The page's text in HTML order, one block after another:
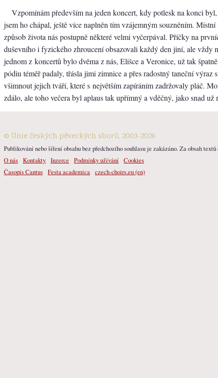
Vzpomínám především na jeden koncert, kdy potlesk na konci
jsem ho chápal, ještě více naplněn tím vzájemným souzněním. Místní
způsob života nás postupně některé velmi vyčerpával. Příčky na
duševního i fyzického zhroucení obsazovali každý den jiní, ale vždy
jednom z koncertů bylo dvěma z nás, Elišce a Veronice, už tak
pódiu téměř padaly, třásla jimi zimnice a přes radostný taneční výraz
všimnout jejich tváří, které s největším zapíráním zadržovaly pláč.
zdálo, ale toho večera byl aplaus tak upřímný a vděčný, jako snad
© Unie českých pěveckých sborů, 2003-2026
Publikování nebo šíření obsahu bez předchozího souhlasu je zakázáno. Za obsah
O nás Kontakty Inzerce Podmínky užívání Cookies
Časopis Cantus Festa academica czech-choirs.eu (en)